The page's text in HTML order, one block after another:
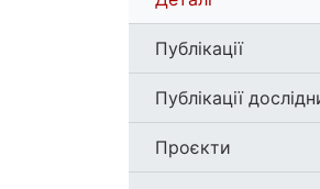
Публікації
Публікації
Проєкти